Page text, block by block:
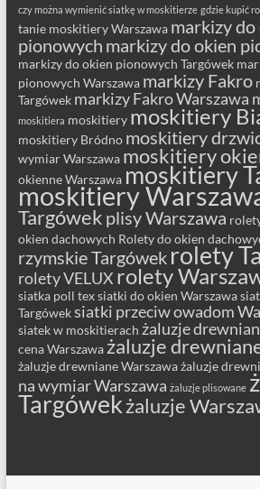
czy można wymienić siatkę w moskitierze gdzie kupić
tanie moskitiery Warszawa markizy do
pionowych markizy do okien
markizy do okien pionowych Targówek
pionowych Warszawa markizy Fakro
Targówek markizy Fakro Warszawa
moskitiera moskitiery moskitiery
moskitiery Bródno moskitiery
wymiar Warszawa moskitiery
okienne Warszawa moskitiery
moskitiery
Targówek plisy Warszawa
okien dachowych Rolety do okien
rzymskie Targówek rolety
rolety VELUX rolety
siatka poll texsiatki do okien Warszawa
Targóweksiatki przeciw owadom
siatek w moskitierach żaluzje
cena Warszaważaluzje
żaluzje drewniane Warszaważaluzje
na wymiar Warszawa żaluzje plisowane
Targówekżaluzje